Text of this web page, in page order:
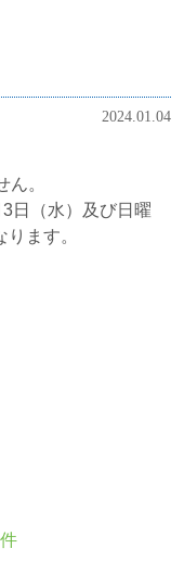
2024.01.04
ん。
日（水）及び日曜
ます。